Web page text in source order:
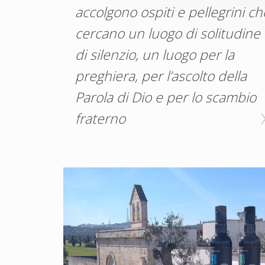
accolgono ospiti e pellegrini
cercano un luogo di solitudine
di silenzio, un luogo per la
preghiera, per l’ascolto della
Parola di Dio e per lo scambio
fraterno